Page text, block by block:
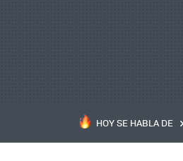
HOY SE HABLA DE